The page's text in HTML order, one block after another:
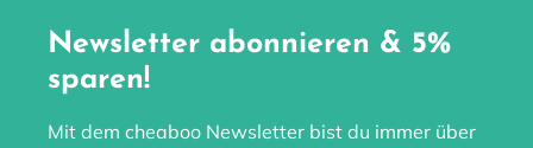
Newsletter abonnieren & 5%
sparen!
Mit dem cheaboo Newsletter bist du immer über